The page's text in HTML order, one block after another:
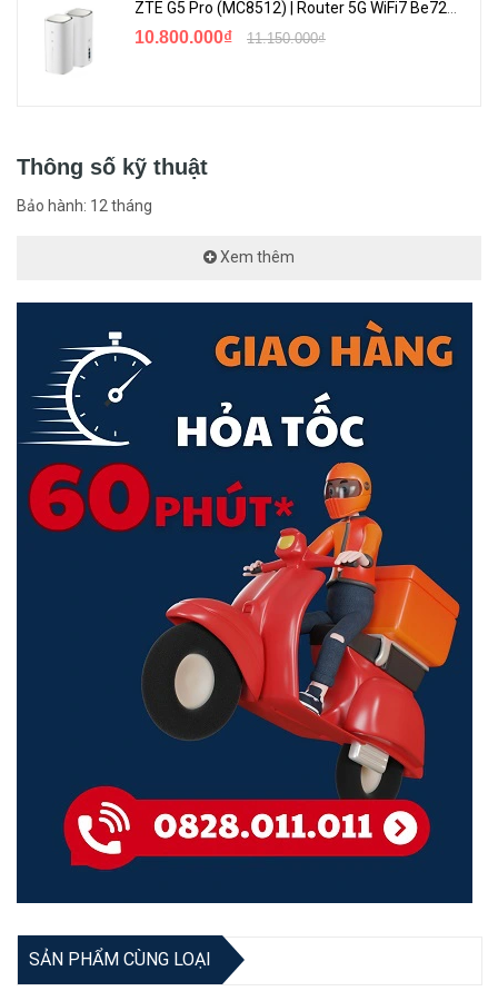
10.800.000₫ 11.150.000₫
Thông số kỹ thuật
Bảo hành: 12 tháng
Xem thêm
SẢN PHẨM CÙNG LOẠI